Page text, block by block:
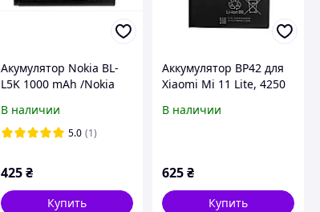
Акумулятор Nokia BL-
L5K 1000 mAh /Nokia
DS 2022/Nokia 110 DS
2023
В наличии
5.0 (1)
425 ₴
Купить
Аккумулятор BP42 для
Xiaomi Mi 11 Lite, 4250
В наличии
625₴
Купить